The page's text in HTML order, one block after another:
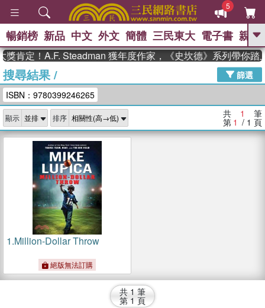
5
GO
高希均教授回憶錄
、 The Odyssey 、 父親節 、 如果歷
獎 臺灣漫遊錄 、 方念華 、 台灣的李
登輝時代
數學女孩：黎曼猜想 、
偉大的迷走神經
暢銷榜 新品 中文 外文 簡體 三民東大 電子書 親子
肯定！A.F. Steadman 獲年度作家，《史坎德》系列帶你踏
搜尋結果/
篩選
ISBN：9780399246265
顯示 排序 共 1 筆
第 1 / 1 頁
1.Million-Dollar Throw
絕版無法訂購
共 1 筆
第 1 頁